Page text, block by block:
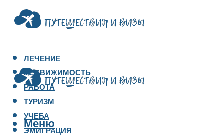
ЛЕЧЕНИЕ
НЕДВИЖИМОСТЬ
РАБОТА
ТУРИЗМ
УЧЕБА
ЭМИГРАЦИЯ
Меню